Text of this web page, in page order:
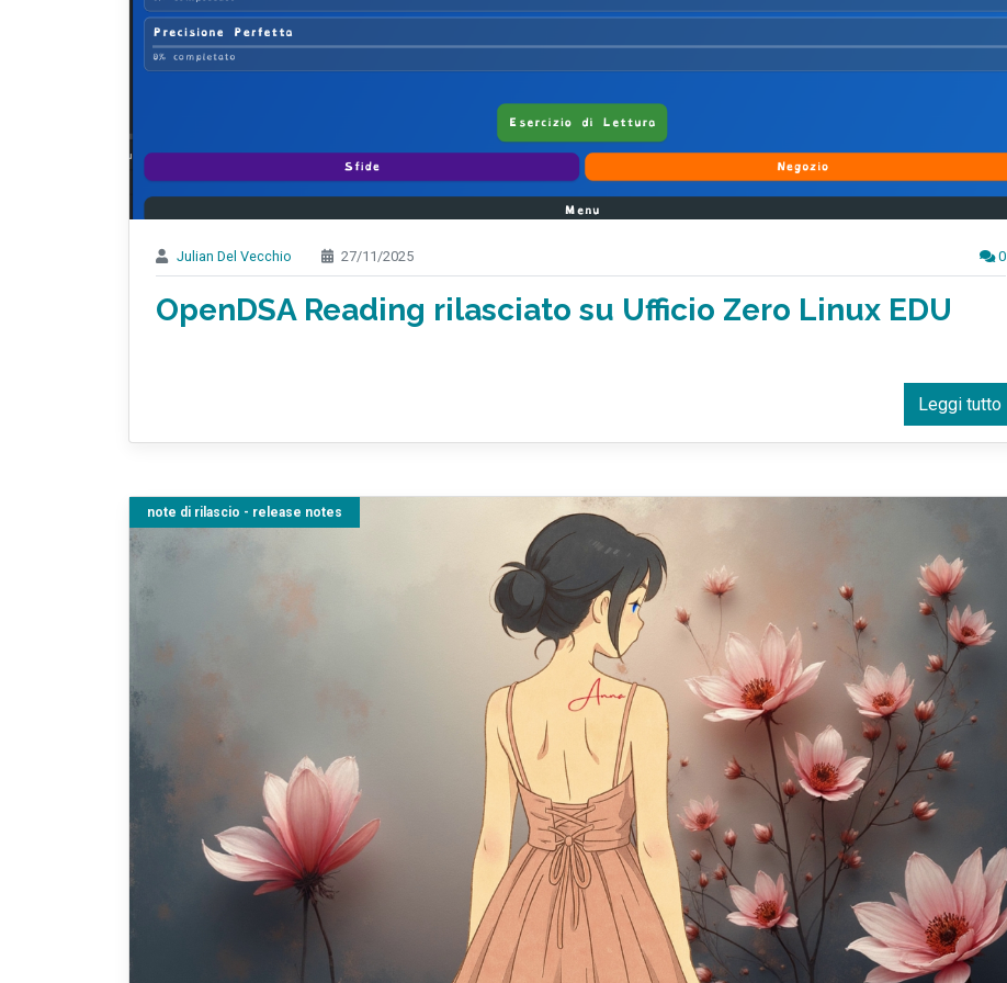
Julian Del Vecchio 27/11/2025 0
OpenDSA Reading rilasciato su Ufficio Zero Linux EDU
Leggi tutto
note di rilascio - release notes